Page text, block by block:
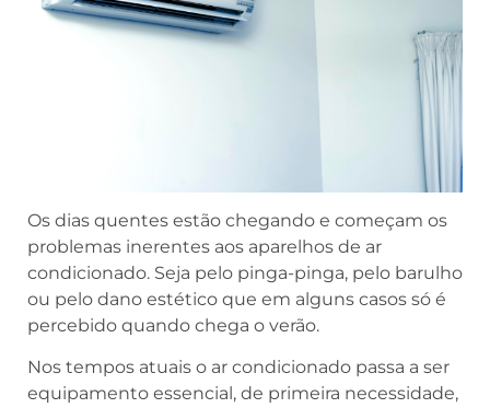
Os dias quentes estão chegando e começam os
problemas inerentes aos aparelhos de ar
condicionado. Seja pelo pinga-pinga, pelo barulho
ou pelo dano estético que em alguns casos só é
percebido quando chega o verão.
Nos tempos atuais o ar condicionado passa a ser
equipamento essencial, de primeira necessidade,